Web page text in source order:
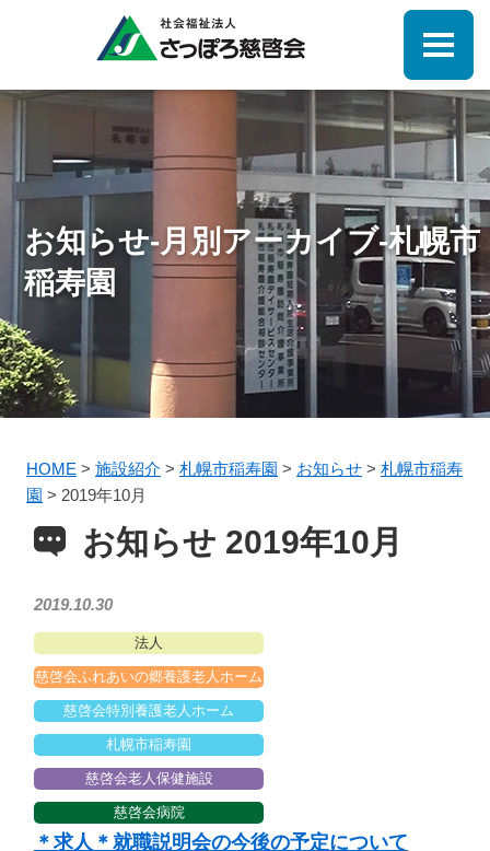
お知らせ-月別アーカイブ-札幌市
稲寿園
HOME > 施設紹介 > 札幌市稲寿園 > お知らせ > 札幌市稲寿
園 > 2019年10月
お知らせ 2019年10月
2019.10.30
法人
慈啓会ふれあいの郷養護老人ホーム
慈啓会特別養護老人ホーム
札幌市稲寿園
慈啓会老人保健施設
慈啓会病院
＊求人＊就職説明会の今後の予定について